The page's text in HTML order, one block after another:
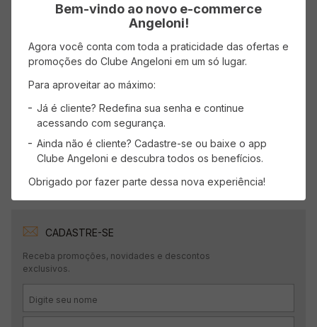
Avaliações
Carregando…
Mais recentes Todos
Carregando avaliações…
CADASTRE-SE
Receba promoções, novidades e descontos
exclusivos.
Bem-vindo ao novo e-commerce
Angeloni!
Agora você conta com toda a praticidade das ofertas e
promoções do Clube Angeloni em um só lugar.
Para aproveitar ao máximo:
Já é cliente? Redefina sua senha e continue
acessando com segurança.
Ainda não é cliente? Cadastre-se ou baixe o app
Clube Angeloni e descubra todos os benefícios.
Obrigado por fazer parte dessa nova experiência!